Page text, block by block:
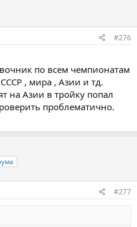
#276
по всем чемпионатам
, мира , Азии и тд.
на Азии в тройку попал
проблематично.
#277